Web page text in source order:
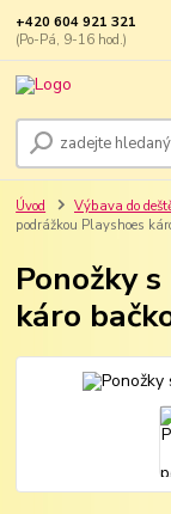
+420 604 921 321
(Po-Pá, 9-16 hod.)
Úvod Výbava do
podrážkou Playshoes
Ponožky
káro